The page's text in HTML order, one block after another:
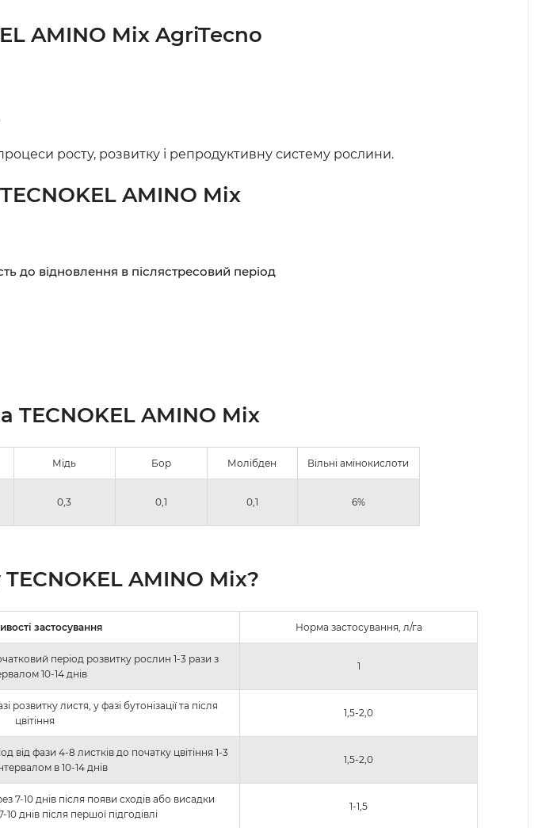
AMINO Mix AgriTecno
росту, розвитку і репродуктивну систему рослини.
AMINO Mix
до відновлення в післястресовий період
TECNOKEL AMINO Mix
Мідь Бор Молібден Вільні амінокислоти
0,3 0,1 0,1 6%
TECNOKEL AMINO Mix?
застосування Норма застосування, л/га
період розвитку рослин 1-3 рази з
10-14 днів
1
листя, у фазі бутонізації та після
цвітіння
1,5-2,0
від фази 4-8 листків до початку цвітіння 1-3
в 10-14 днів
1,5-2,0
7-10 днів після появи сходів або висадки
днів після першої підгодівлі
1-1,5